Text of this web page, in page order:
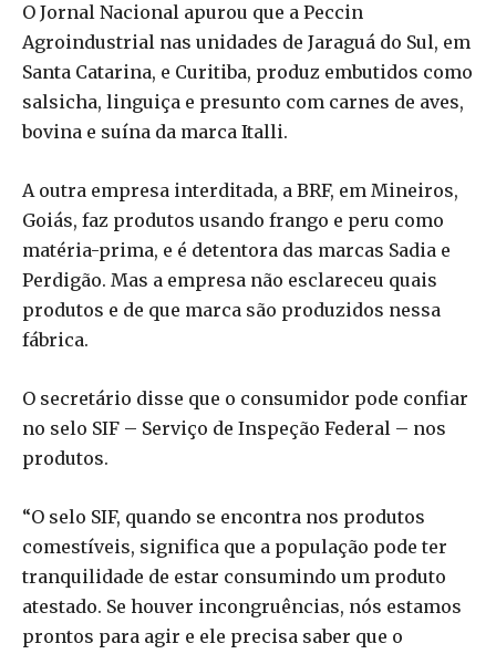
O Jornal Nacional apurou que a Peccin
Agroindustrial nas unidades de Jaraguá do Sul, em
Santa Catarina, e Curitiba, produz embutidos como
salsicha, linguiça e presunto com carnes de aves,
bovina e suína da marca Italli.
A outra empresa interditada, a BRF, em Mineiros,
Goiás, faz produtos usando frango e peru como
matéria-prima, e é detentora das marcas Sadia e
Perdigão. Mas a empresa não esclareceu quais
produtos e de que marca são produzidos nessa
fábrica.
O secretário disse que o consumidor pode confiar
no selo SIF – Serviço de Inspeção Federal – nos
produtos.
“O selo SIF, quando se encontra nos produtos
comestíveis, significa que a população pode ter
tranquilidade de estar consumindo um produto
atestado. Se houver incongruências, nós estamos
prontos para agir e ele precisa saber que o